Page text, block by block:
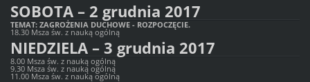
SOBOTA – 2 grudnia 2017
TEMAT: ZAGROŻENIA DUCHOWE - ROZPOCZĘCIE.
18.30 Msza św. z nauką ogólną
NIEDZIELA – 3 grudnia 2017
8.00 Msza św. z nauką ogólną
9.30 Msza św. z nauką ogólną
11.00 Msza św. z nauką ogólną